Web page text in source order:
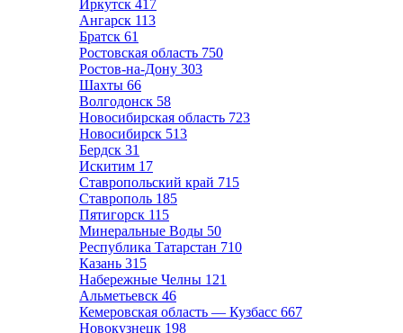
Иркутск 417
Ангарск 113
Братск 61
Ростовская область 750
Ростов-на-Дону 303
Шахты 66
Волгодонск 58
Новосибирская область 723
Новосибирск 513
Бердск 31
Искитим 17
Ставропольский край 715
Ставрополь 185
Пятигорск 115
Минеральные Воды 50
Республика Татарстан 710
Казань 315
Набережные Челны 121
Альметьевск 46
Кемеровская область — Кузбасс 667
Новокузнецк 198